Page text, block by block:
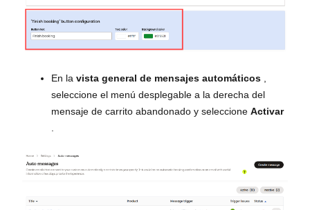
En la vista general de mensajes automáticos
seleccione el menú desplegable a la derecha del
mensaje de carrito abandonado y seleccione Activar